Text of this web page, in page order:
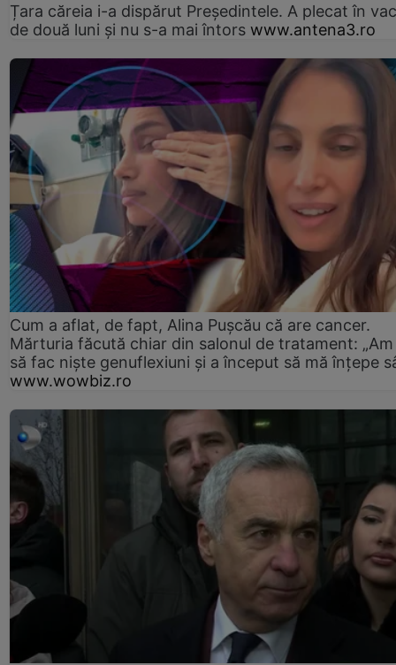
Țara căreia i-a dispărut Președintele. A plecat în
de două luni și nu s-a mai întors www.antena3.ro
Cum a aflat, de fapt, Alina Pușcău că are cancer.
Mărturia făcută chiar din salonul de tratament:
să fac niște genuflexiuni și a început să mă înțepe
www.wowbiz.ro